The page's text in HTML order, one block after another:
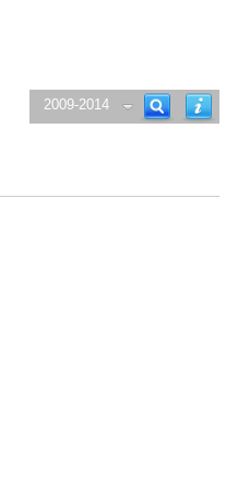
2009-2014